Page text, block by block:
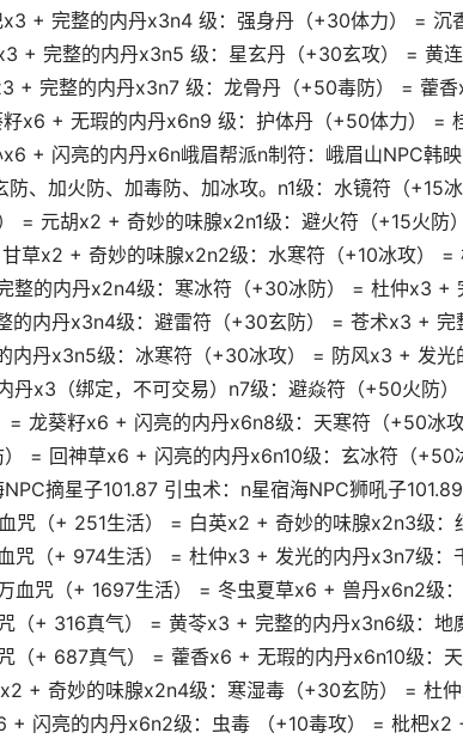
+ 完整的内丹x3n4 级：强身丹（+30体力） = 沉
+ 完整的内丹x3n5 级：星玄丹（+30玄攻） = 黄
+ 完整的内丹x3n7 级：龙骨丹（+50毒防） = 藿
x6 + 无瑕的内丹x6n9 级：护体丹（+50体力） =
+ 闪亮的内丹x6n峨眉帮派n制符：峨眉山NPC韩
防、加火防、加毒防、加冰攻。n1级：水镜符（+15
= 元胡x2 + 奇妙的味腺x2n1级：避火符（+15火防
草x2 + 奇妙的味腺x2n2级：水寒符（+10冰攻） =
整的内丹x2n4级：寒冰符（+30冰防） = 杜仲x3 +
内丹x3n4级：避雷符（+30玄防） = 苍术x3 + 完
内丹x3n5级：冰寒符（+30冰攻） = 防风x3 + 发光
丹x3（绑定，不可交易）n7级：避焱符（+50火防
= 龙葵籽x6 + 闪亮的内丹x6n8级：天寒符（+50冰
= 回神草x6 + 闪亮的内丹x6n10级：玄冰符（
摘星子101.87 引虫术：n星宿海NPC狮吼子
咒（+ 251生活） = 白英x2 + 奇妙的味腺x2n3级
咒（+ 974生活） = 杜仲x3 + 发光的内丹x3n7级：
血咒（+ 1697生活） = 冬虫夏草x6 + 兽丹x6n2级
（+ 316真气） = 黄苓x3 + 完整的内丹x3n6级：地
（+ 687真气） = 藿香x6 + 无瑕的内丹x6n10级：
+ 奇妙的味腺x2n4级：寒湿毒（+30玄防） = 杜
+ 闪亮的内丹x6n2级：虫毒 （+10毒攻） = 枇杷x2